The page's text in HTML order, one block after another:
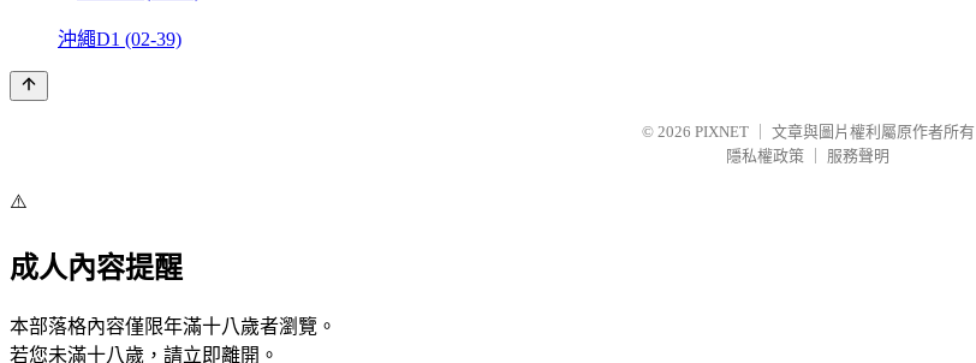
沖繩D1 (02-39)
© 2026 PIXNET
文章與圖片權利屬原作者所有
隱私權政策
服務聲明
⚠️
成人內容提醒
本部落格內容僅限年滿十八歲者瀏覽。
若您未滿十八歲，請立即離開。